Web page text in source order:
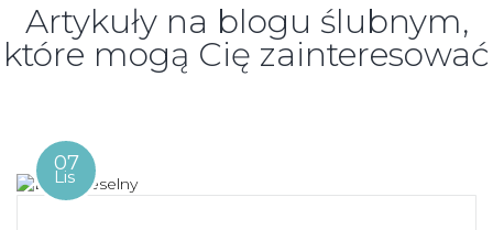
Artykuły na blogu ślubnym,
które mogą Cię zainteresować
07
Lis